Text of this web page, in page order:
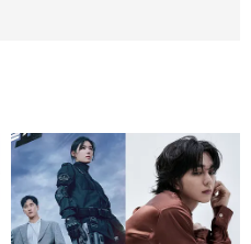
直覺，引領讀者探索女性多元面
風格的無限可能。